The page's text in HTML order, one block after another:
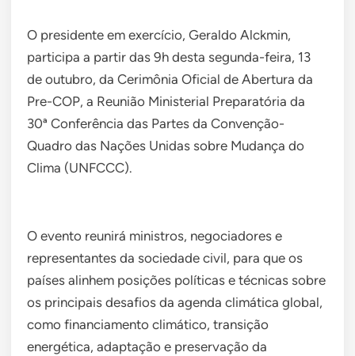
O presidente em exercício, Geraldo Alckmin,
participa a partir das 9h desta segunda-feira, 13
de outubro, da Cerimônia Oficial de Abertura da
Pre-COP, a Reunião Ministerial Preparatória da
30ª Conferência das Partes da Convenção-
Quadro das Nações Unidas sobre Mudança do
Clima (UNFCCC).
O evento reunirá ministros, negociadores e
representantes da sociedade civil, para que os
países alinhem posições políticas e técnicas sobre
os principais desafios da agenda climática global,
como financiamento climático, transição
energética, adaptação e preservação da